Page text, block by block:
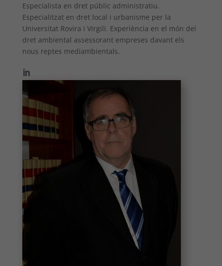
Especialista en dret públic administratiu.
Especialitzat en dret local i urbanisme per la
Universitat Rovira i Virgili. Experiència en el món del
dret ambiental assessorant empreses davant els
nous reptes mediambientals.